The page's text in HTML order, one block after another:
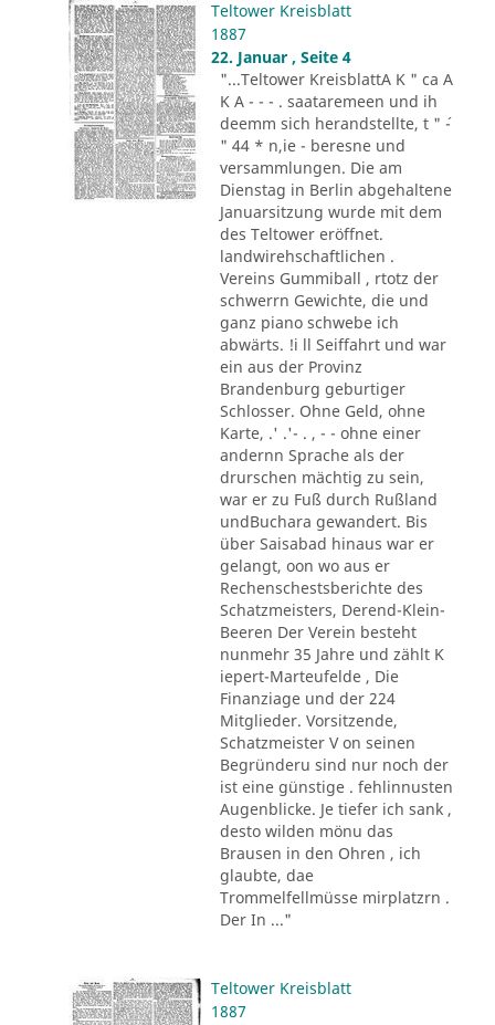
Teltower Kreisblatt
1887
22. Januar , Seite 4
"...Teltower KreisblattA K " ca A
K A - - - . saataremeen und ih
deemm sich herandstellte, t " ´-
" 44 * n,ie - beresne und
versammlungen. Die am
Dienstag in Berlin abgehaltene
Januarsitzung wurde mit dem
des Teltower eröffnet.
landwirehschaftlichen .
Vereins Gummiball , rtotz der
schwerrn Gewichte, die und
ganz piano schwebe ich
abwärts. !i ll Seiffahrt und war
ein aus der Provinz
Brandenburg geburtiger
Schlosser. Ohne Geld, ohne
Karte, .' .'- . , - - ohne einer
andernn Sprache als der
drurschen mächtig zu sein,
war er zu Fuß durch Rußland
undBuchara gewandert. Bis
über Saisabad hinaus war er
gelangt, oon wo aus er
Rechenschestsberichte des
Schatzmeisters, Derend-Klein-
Beeren Der Verein besteht
nunmehr 35 Jahre und zählt K
iepert-Marteufelde , Die
Finanziage und der 224
Mitglieder. Vorsitzende,
Schatzmeister V on seinen
Begründeru sind nur noch der
ist eine günstige . fehlinnusten
Augenblicke. Je tiefer ich sank ,
desto wilden mönu das
Brausen in den Ohren , ich
glaubte, dae
Trommelfellmüsse mirplatzrn .
Der In ..."
Teltower Kreisblatt
1887